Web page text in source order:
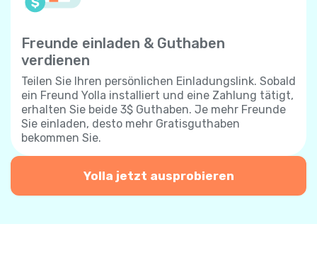
Freunde einladen & Guthaben
verdienen
Teilen Sie Ihren persönlichen Einladungslink. Sobald
ein Freund Yolla installiert und eine Zahlung tätigt,
erhalten Sie beide 3$ Guthaben. Je mehr Freunde
Sie einladen, desto mehr Gratisguthaben
bekommen Sie.
Yolla jetzt ausprobieren